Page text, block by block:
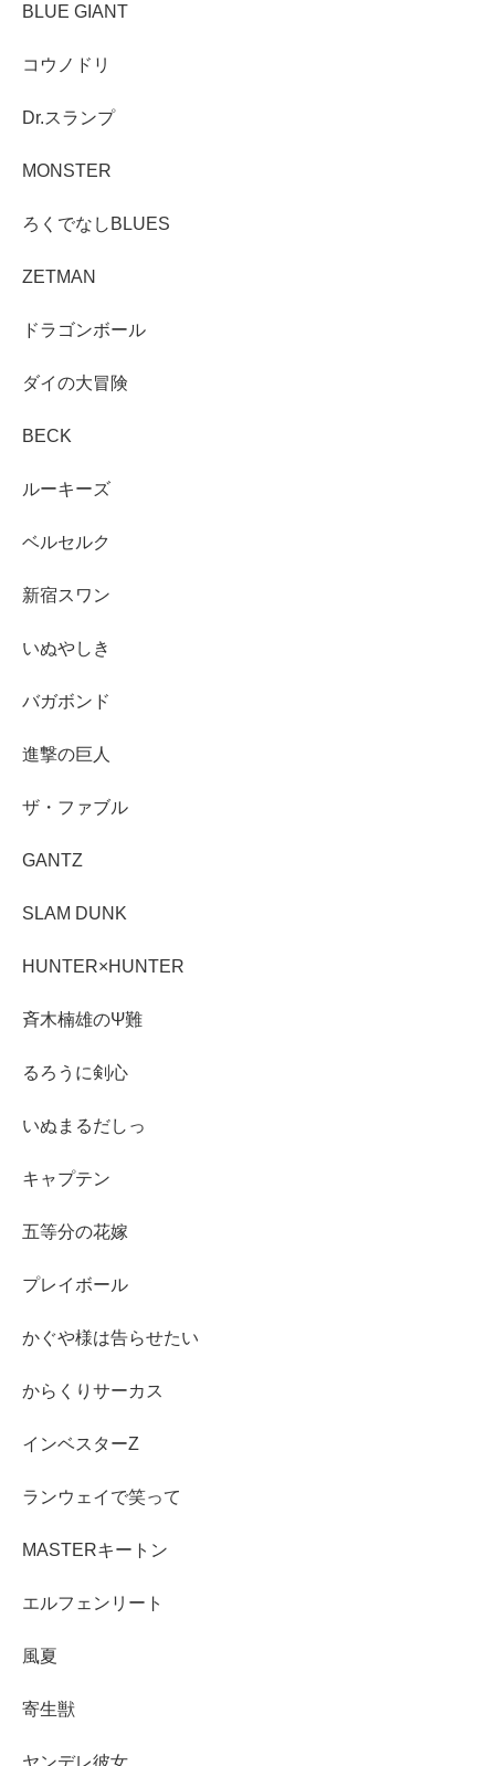
BLUE GIANT
コウノドリ
Dr.スランプ
MONSTER
ろくでなしBLUES
ZETMAN
ドラゴンボール
ダイの大冒険
BECK
ルーキーズ
ベルセルク
新宿スワン
いぬやしき
バガボンド
進撃の巨人
ザ・ファブル
GANTZ
SLAM DUNK
HUNTER×HUNTER
斉木楠雄のΨ難
るろうに剣心
いぬまるだしっ
キャプテン
五等分の花嫁
プレイボール
かぐや様は告らせたい
からくりサーカス
インベスターZ
ランウェイで笑って
MASTERキートン
エルフェンリート
風夏
寄生獣
ヤンデレ彼女